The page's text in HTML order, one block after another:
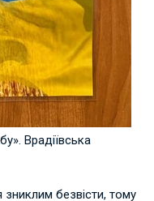
Врадіївська
безвісти, тому